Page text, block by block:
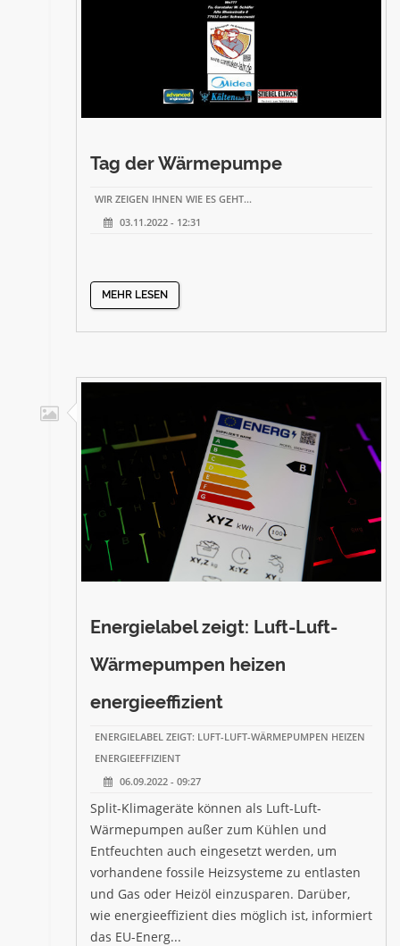
Tag der Wärmepumpe
WIR ZEIGEN IHNEN WIE ES GEHT...
03.11.2022 - 12:31
MEHR LESEN
Energielabel zeigt: Luft-Luft-
Wärmepumpen heizen
energieeffizient
ENERGIELABEL ZEIGT: LUFT-LUFT-WÄRMEPUMPEN HEIZEN
ENERGIEEFFIZIENT
06.09.2022 - 09:27
Split-Klimageräte können als Luft-Luft-
Wärmepumpen außer zum Kühlen und
Entfeuchten auch eingesetzt werden, um
vorhandene fossile Heizsysteme zu entlasten
und Gas oder Heizöl einzusparen. Darüber,
wie energieeffizient dies möglich ist, informiert
das EU-Energ...